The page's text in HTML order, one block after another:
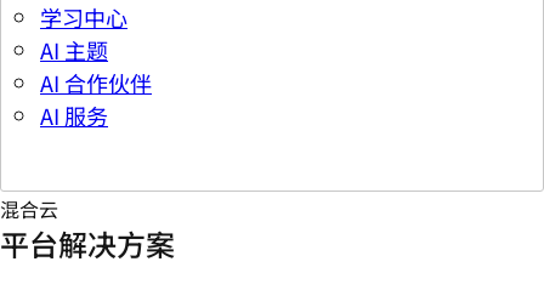
学习中心
AI 主题
AI 合作伙伴
AI 服务
混合云
平台解决方案